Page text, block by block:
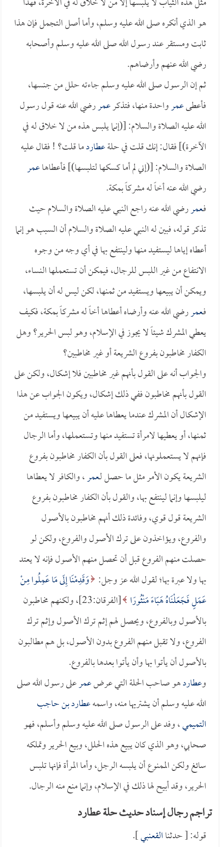
هو الذي أنكره صلى الله عليه وسلم، وأما أصل التجمل فإن هذا
ثابت ومستقر عند رسول الله صلى الله عليه وسلم وأصحابه
رضي الله عنهم وأرضاهم.
ثم إن الرسول صلى الله عليه وسلم جاءته حلل من جنسها،
فأعطىعمرواحدة منها، فتذكرعمررضي الله عنه قول رسول
الله عليه الصلاة والسلام: [(إنما يلبس هذه من لا خلاق له في
الآخرة)] فقال: إنك قلت في حلةعطاردما قلت؟ ! فقال عليه
الصلاة والسلام: [(إني لم أما كسكها لتلبسها)] فأعطاهاعمر
رضي الله عنه أخاً له مشركاً بمكة.
فـعمررضي الله عنه راجع النبي عليه الصلاة والسلام حيث
تذكر قوله، فبين له النبي عليه الصلاة والسلام أن السبب هو إنما
أعطاه إياها ليستفيد منها ولينتفع بها في أي وجه من وجوه
الانتفاع من غير اللبس للرجال، فيمكن أن تستعملها النساء،
ويمكن أن يبيعها ويستفيد من ثمنها، لكن ليس له أن يلبسها،
فـعمررضي الله عنه وأرضاه أعطاها أخاً له مشركاً بمكة، فكيف
يعطي المشرك شيئاً لا يجوز في الإسلام، وهو لبس الحرير؟ وهل
الكفار مخاطبون بفروع الشريعة أو غير مخاطبين؟
والجواب أنه على القول بأنهم غير مخاطبين فلا إشكال، ولكن على
القول بأنهم مخاطبون ففي ذلك إشكال، ويكون الجواب عن هذا
الإشكال أن المشرك عندما يعطاها عليه أن يبيعها ويستفيد من
ثمنها، أو يعطيها لامرأة تستفيد منها وتستعملها، وأما الرجال
فإنهم لا يستعملونها، فعلى القول بأن الكفار مخاطبون بفروع
الشريعة يكون الأمر مثل ما حصل لـعمر، والكافر لا يعطاها
ليلبسها وإنما لينتفع بها، والقول بأن الكفار مخاطبون بفروع
الشريعة قول قوي، وفائدة ذلك أنهم مخاطبون بالأصول
والفروع، ويؤاخذون على ترك الأصول والفروع، ولكن لو
حصلت منهم الفروع قبل أن تحصل منهم الأصول فإنه لا يعتد
بها ولا عبرة بها؛ لقول الله عز وجل: وَقَدِمْنَا إِلَى مَا عَمِلُوا مِنْ
عَمَلٍ فَجَعَلْنَاهُ هَبَاءً مَنْثُورًا
[الفرقان:23]، ولكنهم مخاطبون
بالأصول وبالفروع، ويحصل لهم إثم ترك الأصول وإثم ترك
الفروع، ولا تقبل منهم الفروع بدون الأصول، بل هم مطالبون
بالأصول أن يأتوا بها وأن يأتوا بعدها بالفروع.
وعطاردهو صاحب الحلة التي عرضعمرعلى رسول الله صلى
الله عليه وسلم أن يشتريها منه، واسمهعطارد بن حاجب
التميمي، وفد على الرسول صلى الله عليه وسلم وأسلم، فهو
صحابي، وهو الذي كان يبيع هذه الحلل، وبيع الحرير وتملكه
سائغ ولكن الممنوع أن يلبسه الرجل، وأما المرأة فإنها تلبس
الحرير، وقد أبيح لها ذلك في الإسلام، وإنما منع منه الرجال.
تراجم رجال إسناد حديث حلة عطارد
قوله: [ حدثناالقعنبي].